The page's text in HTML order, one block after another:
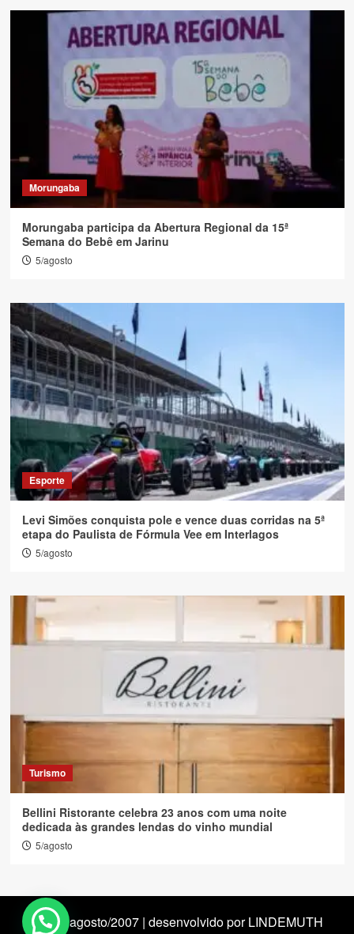
Morungaba
Morungaba participa da Abertura Regional da 15ª
Semana do Bebê em Jarinu
5/agosto
Esporte
Levi Simões conquista pole e vence duas corridas na 5ª
etapa do Paulista de Fórmula Vee em Interlagos
5/agosto
Turismo
Bellini Ristorante celebra 23 anos com uma noite
dedicada às grandes lendas do vinho mundial
5/agosto
desde agosto/2007 | desenvolvido por LINDEMUTH